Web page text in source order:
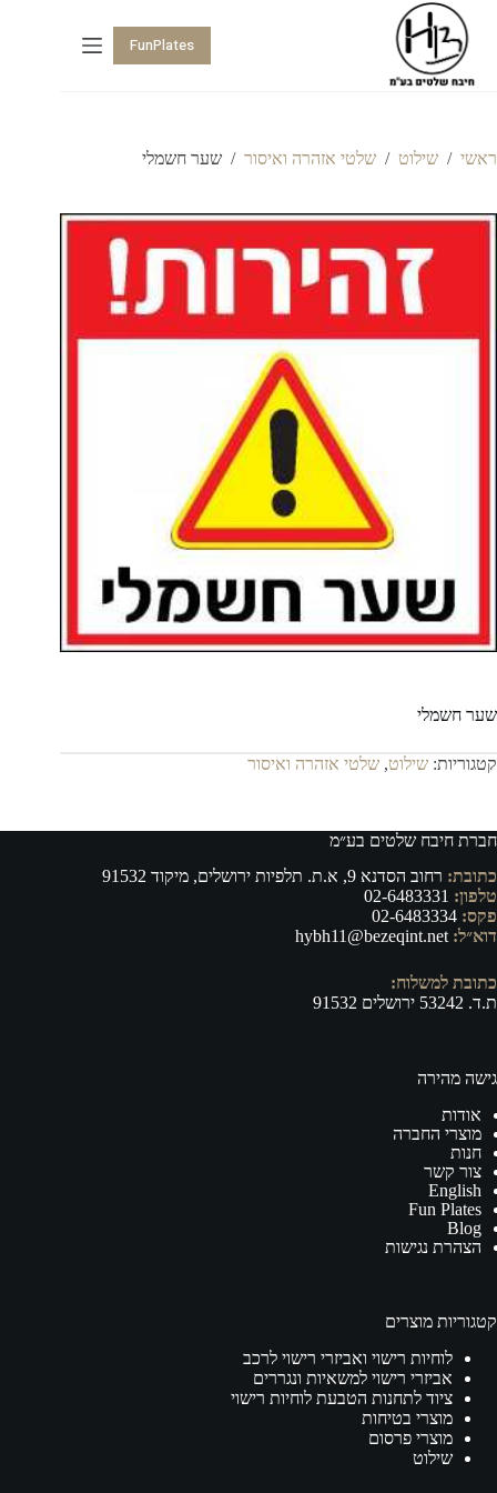
FunPlates
ראשי / שילוט / שלטי אזהרה ואיסור / שער חשמלי
שער חשמלי
קטגוריות: שילוט, שלטי אזהרה ואיסור
חברת חיבח שלטים בע״מ
כתובת: רחוב הסדנא 9, א.ת. תלפיות ירושלים, מיקוד 91532
טלפון: 02-6483331
פקס:
דוא״ל: hybh11@bezeqint.net
כתובת למשלוח:
ת.ד. 53242 ירושלים 91532
גישה מהירה
אודות
מוצרי החברה
חנות
צור קשר
English
Fun Plates
Blog
הצהרת נגישות
קטגוריות מוצרים
לוחיות רישוי ואביזרי רישוי לרכב
אביזרי רישוי למשאיות ונגררים
ציוד לתחנות הטבעת לוחיות רישוי
מוצרי בטיחות
מוצרי פרסום
שילוט